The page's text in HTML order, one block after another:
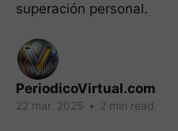
superación personal.
PeriodicoVirtual.com
22 mar. 2025 • 2 min read